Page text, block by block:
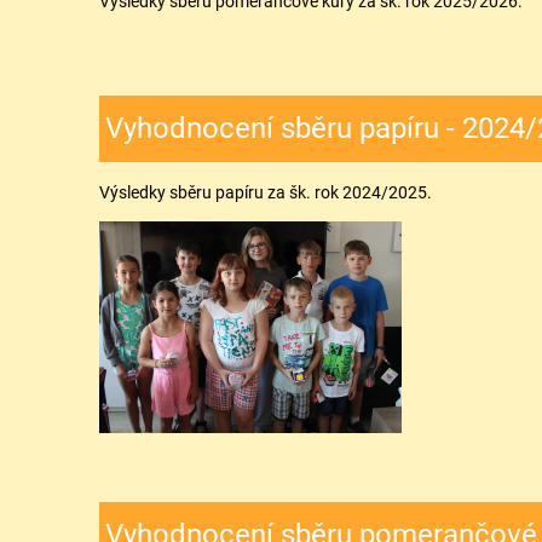
Vyhodnocení sběru papíru -
Výsledky sběru papíru za šk. rok 2024/2025.
Vyhodnocení sběru